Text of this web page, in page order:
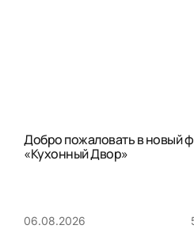
Добро пожаловать в новый
«Кухонный Двор»
06.08.2026